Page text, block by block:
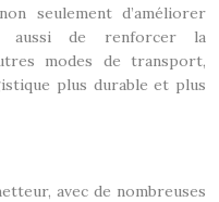
seulement d’améliorer
aussi de renforcer la
modes de transport,
plus durable et plus
avec de nombreuses